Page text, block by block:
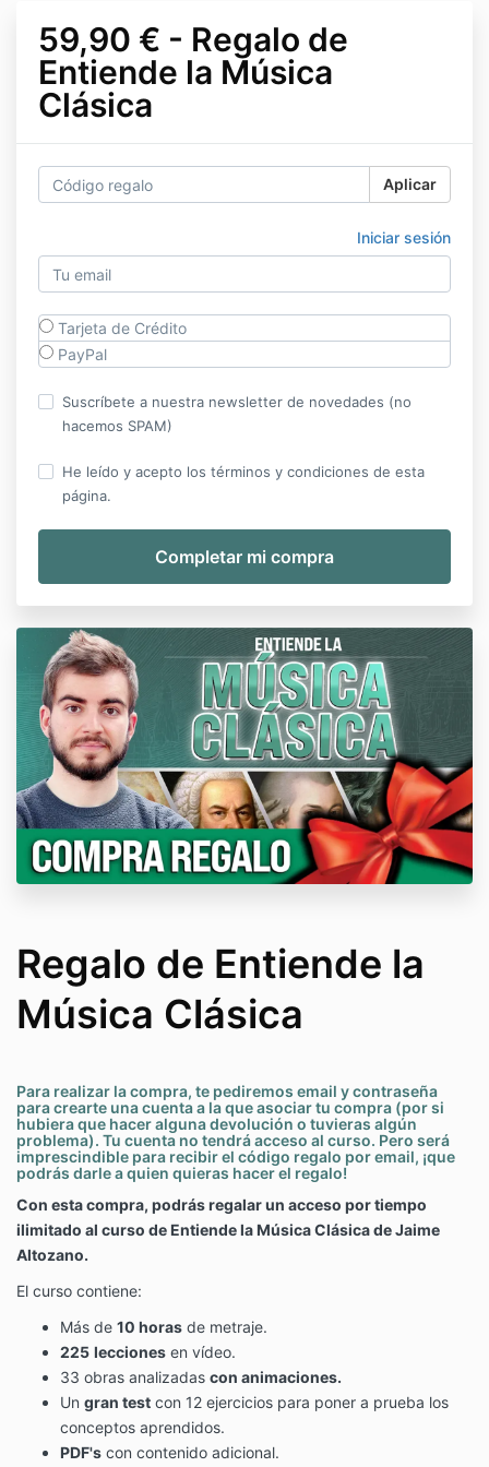
59,90 € - Regalo de
Entiende la Música
Clásica
Aplicar
Iniciar sesión
Tarjeta de Crédito
PayPal
Suscríbete a nuestra newsletter de novedades (no
hacemos SPAM)
He leído y acepto los términos y condiciones de esta
página.
Regalo de Entiende la
Música Clásica
Para realizar la compra, te pediremos email y contraseña
para crearte una cuenta a la que asociar tu compra (por si
hubiera que hacer alguna devolución o tuvieras algún
problema). Tu cuenta no tendrá acceso al curso. Pero será
imprescindible para recibir el código regalo por email, ¡que
podrás darle a quien quieras hacer el regalo!
Con esta compra, podrás regalar un acceso por tiempo
ilimitado al curso de Entiende la Música Clásica de Jaime
Altozano.
El curso contiene:
Más de 10 horas de metraje.
225 lecciones en vídeo.
33 obras analizadas con animaciones.
Un gran test con 12 ejercicios para poner a prueba los
conceptos aprendidos.
PDF's con contenido adicional.